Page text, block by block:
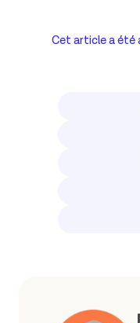
Cet article a été